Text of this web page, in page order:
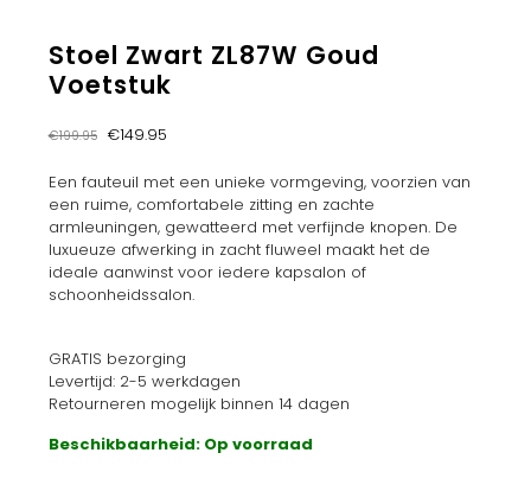
Stoel Zwart ZL87W Goud
Voetstuk
€199.95
Oorspronkelijke
was:
€199.95.
€149.95Huidige
is:
€149.95.
Een fauteuil met een unieke vormgeving, voorzien van
een ruime, comfortabele zitting en zachte
armleuningen, gewatteerd met verfijnde knopen. De
luxueuze afwerking in zacht fluweel maakt het de
ideale aanwinst voor iedere kapsalon of
schoonheidssalon.
GRATIS bezorging
Levertijd: 2-5 werkdagen
Retourneren mogelijk binnen 14 dagen
Beschikbaarheid: Op voorraad